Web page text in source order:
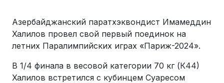
Азербайджанский паратхэквондист Имамеддин
Халилов провел свой первый поединок на
летних Паралимпийских играх «Париж-2024».
В 1/4 финала в весовой категории 70 кг (К44)
Халилов встретился с кубинцем Суаресом